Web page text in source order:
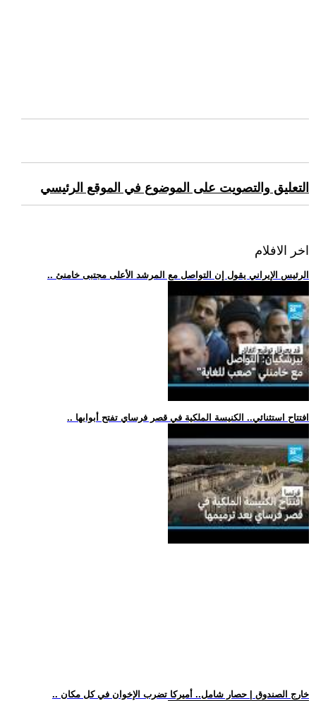
التعليق والتصويت على الموضوع في الموقع الرئيسي
اخر الافلام
.. الرئيس الإيراني يقول إن التواصل مع المرشد الأعلى مجتبى خامنئ
.. افتتاح استثنائي.. الكنيسة الملكية في قصر فرساي تفتح أبوابها
.. خارج الصندوق | حصار شامل.. أميركا تضرب الإخوان في كل مكان